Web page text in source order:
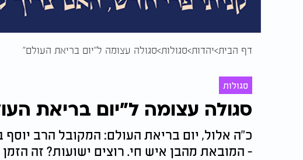
דף הבית יהדות סגולות סגולה עצומה ל"יום בריאת העולם"
סגולות
סגולה עצומה ל"יום בריאת
כ"ה אלול, יום בריאת העולם: המקובל הרב יוסף
- המובאת מהבן איש חי. רוצים ישועות? זה